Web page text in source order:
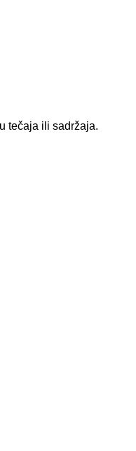
tečaja ili sadržaja.